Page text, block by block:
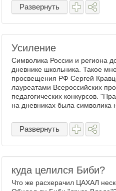
Развернуть
Усиление
Символика России и региона
дневнике школьника. Такое
просвещения РФ Сергей
лауреатами Всероссийских
педагогических конкурсов.
на дневниках была символика
Развернуть
куда целился Биби?
Что же расхерачил ЦАХАЛ